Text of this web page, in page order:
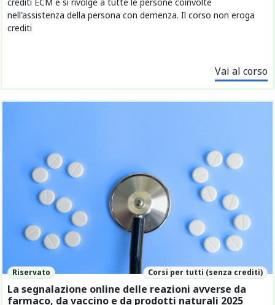
nell'assistenza della persona con demenza. Il corso non eroga
crediti
Vai al corso
Riservato Corsi per tutti (senza crediti)
La segnalazione online delle reazioni avverse da
farmaco, da vaccino e da prodotti naturali 2025